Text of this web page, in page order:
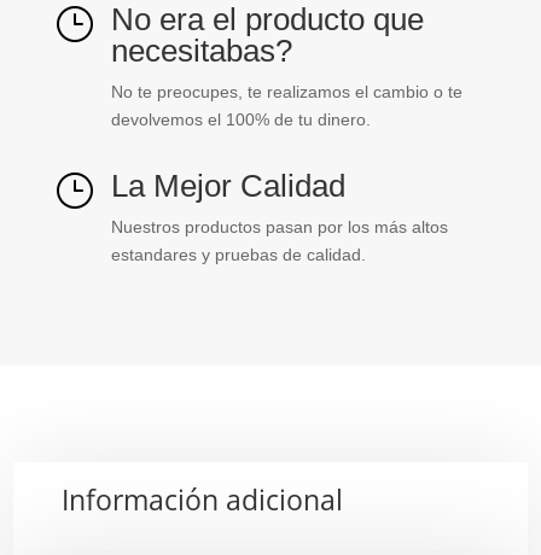
} No era el producto que
necesitabas?
No te preocupes, te realizamos el cambio o te
devolvemos el 100% de tu dinero.
} La Mejor Calidad
Nuestros productos pasan por los más altos
estandares y pruebas de calidad.
Información adicional